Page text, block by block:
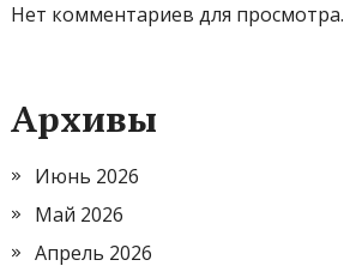
Нет комментариев для просмотра.
Архивы
Июнь 2026
Май 2026
Апрель 2026